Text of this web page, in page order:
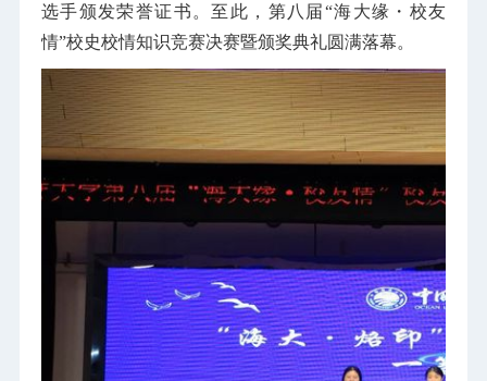
选手颁发荣誉证书。至此，第八届“海大缘・校友
情”校史校情知识竞赛决赛暨颁奖典礼圆满落幕。